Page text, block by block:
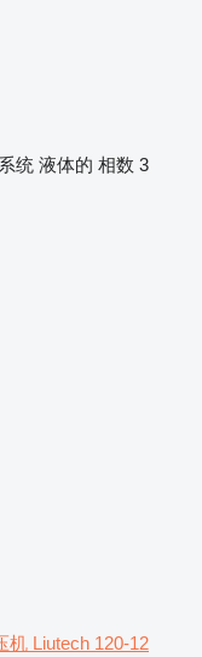
统 液体的 相数 3
机 Liutech 120-12